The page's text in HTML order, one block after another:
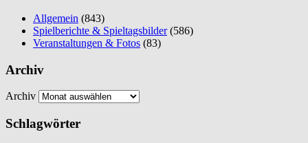
Allgemein (843)
Spielberichte & Spieltagsbilder(586)
Veranstaltungen & Fotos (83)
Archiv
Archiv
Schlagwörter